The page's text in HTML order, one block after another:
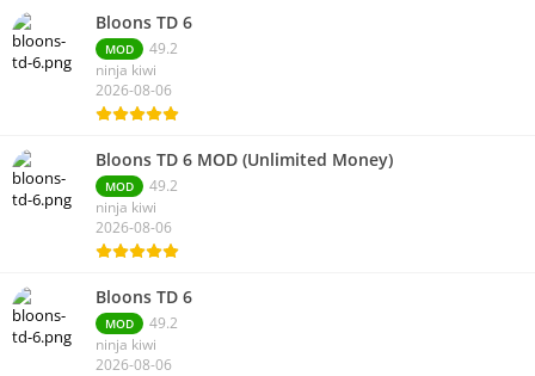
Bloons TD 6
MOD
49.2
ninja kiwi
2026-08-06
Bloons TD 6 MOD (Unlimited Money)
MOD
49.2
ninja kiwi
2026-08-06
Bloons TD 6
MOD
49.2
ninja kiwi
2026-08-06